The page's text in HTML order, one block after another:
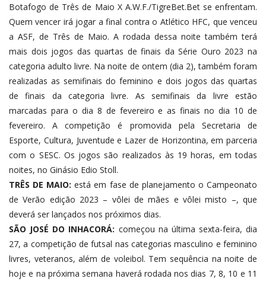
Botafogo de Três de Maio X A.W.F./TigreBet.Bet se enfrentam.
Quem vencer irá jogar a final contra o Atlético HFC, que venceu
a ASF, de Três de Maio. A rodada dessa noite também terá
mais dois jogos das quartas de finais da Série Ouro 2023 na
categoria adulto livre. Na noite de ontem (dia 2), também foram
realizadas as semifinais do feminino e dois jogos das quartas
de finais da categoria livre. As semifinais da livre estão
marcadas para o dia 8 de fevereiro e as finais no dia 10 de
fevereiro. A competição é promovida pela Secretaria de
Esporte, Cultura, Juventude e Lazer de Horizontina, em parceria
com o SESC. Os jogos são realizados às 19 horas, em todas
noites, no Ginásio Edio Stoll.
TRÊS DE MAIO: está em fase de planejamento o Campeonato
de Verão edição 2023 – vôlei de mães e vôlei misto –, que
deverá ser lançados nos próximos dias.
SÃO JOSÉ DO INHACORÁ: começou na última sexta-feira, dia
27, a competição de futsal nas categorias masculino e feminino
livres, veteranos, além de voleibol. Tem sequência na noite de
hoje e na próxima semana haverá rodada nos dias 7, 8, 10 e 11